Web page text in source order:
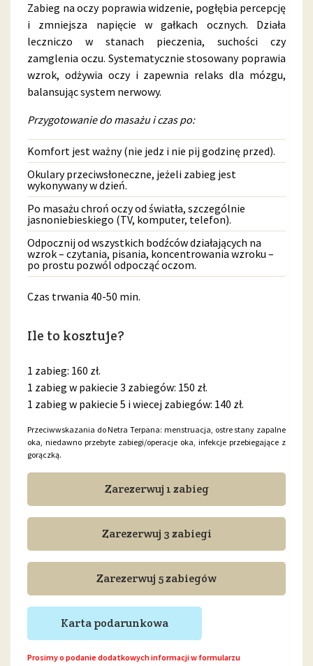
Zabieg na oczy poprawia widzenie, pogłębia percepcję
i zmniejsza napięcie w gałkach ocznych. Działa
leczniczo w stanach pieczenia, suchości czy
zamglenia oczu. Systematycznie stosowany poprawia
wzrok, odżywia oczy i zapewnia relaks dla mózgu,
balansując system nerwowy.
Przygotowanie do masażu i czas po:
Komfort jest ważny (nie jedz i nie pij godzinę przed).
Okulary przeciwsłoneczne, jeżeli zabieg jest
wykonywany w dzień.
Po masażu chroń oczy od światła, szczególnie
jasnoniebieskiego (TV, komputer, telefon).
Odpocznij od wszystkich bodźców działających na
wzrok – czytania, pisania, koncentrowania wzroku –
po prostu pozwól odpocząć oczom.
Czas trwania 40-50 min.
Ile to kosztuje?
1 zabieg: 160 zł.
1 zabieg w pakiecie 3 zabiegów: 150 zł.
1 zabieg w pakiecie 5 i wiecej zabiegów: 140 zł.
Przeciwwskazania do Netra Terpana: menstruacja, ostre stany zapalne
oka, niedawno przebyte zabiegi/operacje oka, infekcje przebiegające z
gorączką.
Zarezerwuj 1 zabieg
Zarezerwuj 3 zabiegi
Zarezerwuj 5 zabiegów
Karta podarunkowa
Prosimy o podanie dodatkowych informacji w formularzu